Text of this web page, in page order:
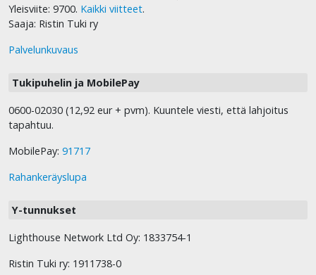
Yleisviite: 9700. Kaikki viitteet.
Saaja: Ristin Tuki ry
Palvelunkuvaus
Tukipuhelin ja MobilePay
0600-02030 (12,92 eur + pvm). Kuuntele viesti, että lahjoitus
tapahtuu.
MobilePay: 91717
Rahankeräyslupa
Y-tunnukset
Lighthouse Network Ltd Oy: 1833754-1
Ristin Tuki ry: 1911738-0